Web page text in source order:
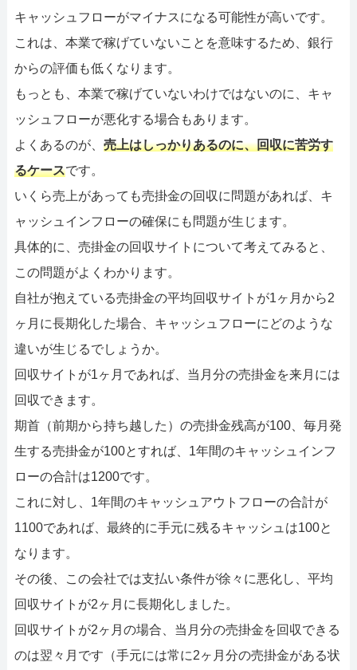
キャッシュフローがマイナスになる可能性が高いです。
これは、本業で稼げていないことを意味するため、銀行
からの評価も低くなります。
もっとも、本業で稼げていないわけではないのに、キャ
ッシュフローが悪化する場合もあります。
よくあるのが、 売上はしっかりあるのに、回収に苦労す
るケースです。
いくら売上があっても売掛金の回収に問題があれば、キ
ャッシュインフローの確保にも問題が生じます。
具体的に、売掛金の回収サイトについて考えてみると、
この問題がよくわかります。
自社が抱えている売掛金の平均回収サイトが1ヶ月から2
ヶ月に長期化した場合、キャッシュフローにどのような
違いが生じるでしょうか。
回収サイトが1ヶ月であれば、当月分の売掛金を来月には
回収できます。
期首（前期から持ち越した）の売掛金残高が100、毎月発
生する売掛金が100とすれば、1年間のキャッシュインフ
ローの合計は1200です。
これに対し、1年間のキャッシュアウトフローの合計が
1100であれば、最終的に手元に残るキャッシュは100と
なります。
その後、この会社では支払い条件が徐々に悪化し、平均
回収サイトが2ヶ月に長期化しました。
回収サイトが2ヶ月の場合、当月分の売掛金を回収できる
のは翌々月です（手元には常に2ヶ月分の売掛金がある状